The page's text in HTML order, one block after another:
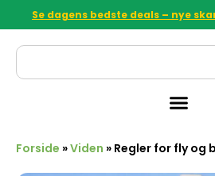
Se dagens bedste deals – nye
Forside »Viden » Regler for fly og